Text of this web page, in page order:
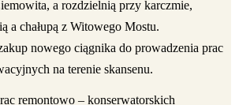
a rozdzielnią przy karczmie,
a chałupą z Witowego Mostu.
nowego ciągnika do prowadzenia prac
na terenie skansenu.
remontowo – konserwatorskich